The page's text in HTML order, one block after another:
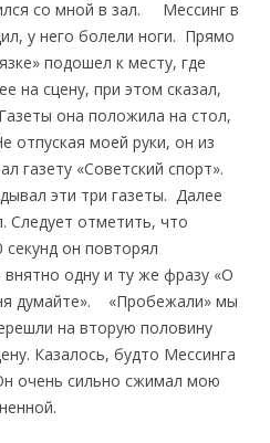
со мной в зал. Мессинг в
у него болели ноги. Прямо
подошел к месту, где
на сцену, при этом сказал,
она положила на стол,
отпуская моей руки, он из
газету «Советский спорт».
эти три газеты. Далее
Следует отметить, что
секунд он повторял
одну и ту же фразу «О
думайте». «Пробежали» мы
на вторую половину
Казалось, будто Мессинга
очень сильно сжимал мою